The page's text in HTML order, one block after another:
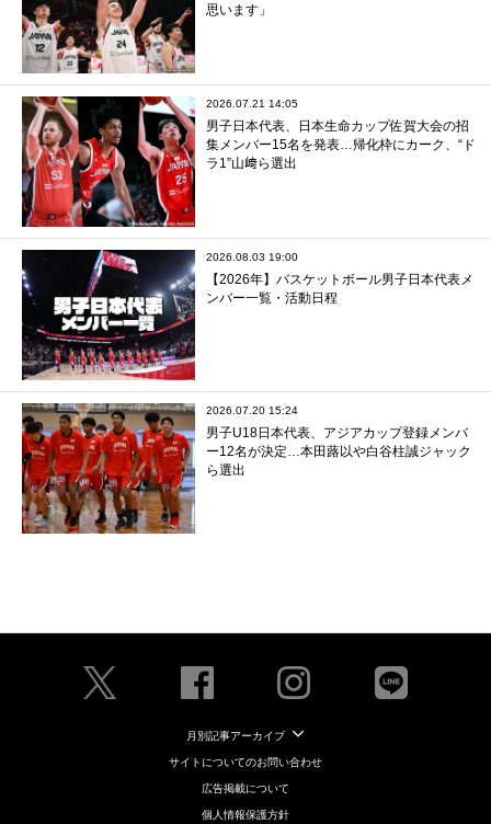
思います」
2026.07.21 14:05
男子日本代表、日本生命カップ佐賀大会の招
集メンバー15名を発表…帰化枠にカーク、“ド
ラ1”山﨑ら選出
2026.08.03 19:00
【2026年】バスケットボール男子日本代表メ
ンバー一覧・活動日程
2026.07.20 15:24
男子U18日本代表、アジアカップ登録メンバ
ー12名が決定…本田蕗以や白谷柱誠ジャック
ら選出
月別記事アーカイブ
サイトについてのお問い合わせ
広告掲載について
個人情報保護方針